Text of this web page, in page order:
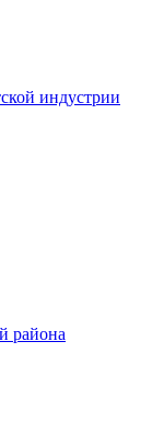
индустрии
района